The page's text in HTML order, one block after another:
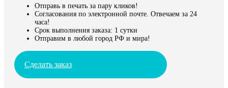
Отправь в печать за пару кликов!
Согласования по электронной почте. Отвечаем за 24
часа!
Срок выполнения заказа: 1 сутки
Отправим в любой город РФ и мира!
Сделать заказ